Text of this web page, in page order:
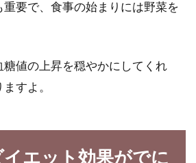
重要で、食事の始まりには野菜を
値の上昇を穏やかにしてくれ
すよ。
エット効果がでに